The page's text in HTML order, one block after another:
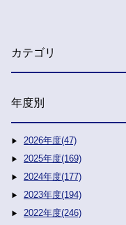
カテゴリ
年度別
2026年度(47)
2025年度(169)
2024年度(177)
2023年度(194)
2022年度(246)